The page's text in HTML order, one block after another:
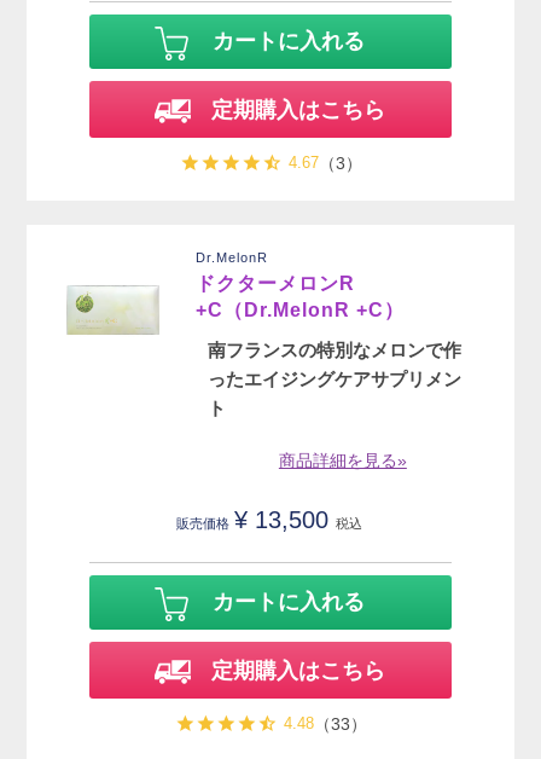
カートに入れる
定期購入はこちら
4.67（3）
Dr.MelonR
ドクターメロンR
+C（Dr.MelonR +C）
南フランスの特別なメロンで作
ったエイジングケアサプリメン
ト
商品詳細を見る»
販売価格 ¥ 13,500 税込
カートに入れる
定期購入はこちら
4.48（33）